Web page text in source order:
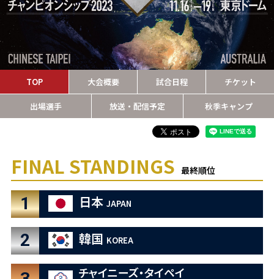
TOP 大会概要 試合日程 チケット
出場選手 放送・配信予定 秋季キャンプ
FINAL STANDINGS 最終順位
1 日本 JAPAN
2 韓国 KOREA
チャイニーズ・タイペイ